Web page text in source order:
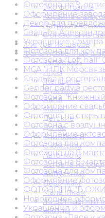
Эко фотозона
Корзина с
Патриотические
Фотозоны из
Фигуры из шаров
Фольгированные
Капибара
Игры
Женщине
Мужчине
Папе
Маме
Детские
Дочке
Единороги
С юмором
Авто-мото
Встреча из
Выпускной
Девочкам
Мальчикам
Животные,
Звезды
Фотозона на 9-
Оформление завода
Декор для
Свадьба
Украшение номера
Фотозона для
Фотозона "Loft hall"
МСА "НПК
Свадьба в
Gender party в
Фотозона
Оформление
Фотозона на
Фотозона с
Оформление
Фотозона для
Фотозона на 8
Фотозона на 8
Фотозона для
Оформление
ФОТОЗОНА "В
Новогоднее
Украшения и